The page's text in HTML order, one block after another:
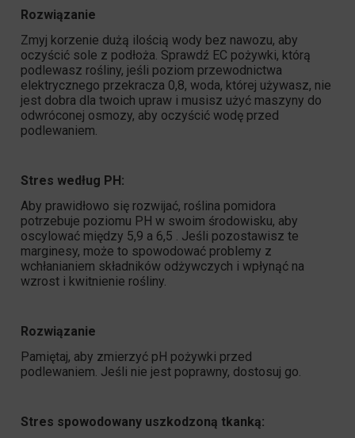
Rozwiązanie
Zmyj korzenie dużą ilością wody bez nawozu, aby
oczyścić sole z podłoża. Sprawdź EC pożywki, którą
podlewasz rośliny, jeśli poziom przewodnictwa
elektrycznego przekracza 0,8, woda, której używasz, nie
jest dobra dla twoich upraw i musisz użyć maszyny do
odwróconej osmozy, aby oczyścić wodę przed
podlewaniem.
Stres według PH:
Aby prawidłowo się rozwijać, roślina pomidora
potrzebuje poziomu PH w swoim środowisku, aby
oscylować między 5,9 a 6,5 . Jeśli pozostawisz te
marginesy, może to spowodować problemy z
wchłanianiem składników odżywczych i wpłynąć na
wzrost i kwitnienie rośliny.
Rozwiązanie
Pamiętaj, aby zmierzyć pH pożywki przed
podlewaniem. Jeśli nie jest poprawny, dostosuj go.
Stres spowodowany uszkodzoną tkanką: